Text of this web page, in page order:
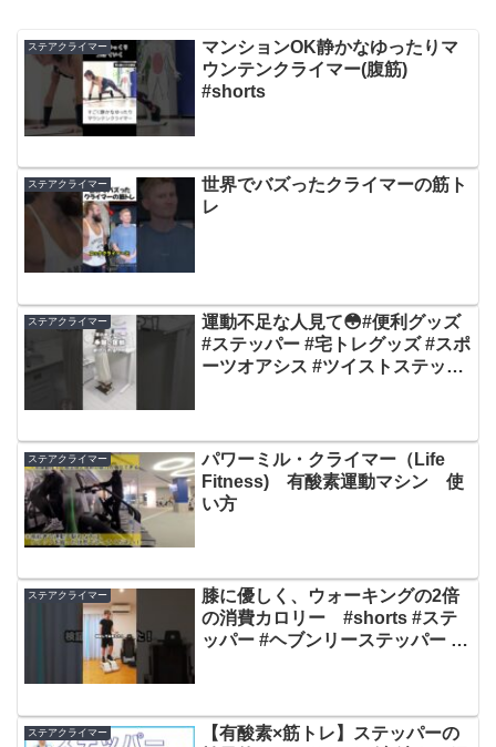
ステアクライマー
マンションOK静かなゆったりマ
ウンテンクライマー(腹筋)
#shorts
ステアクライマー
世界でバズったクライマーの筋ト
レ
ステアクライマー
運動不足な人見て😳#便利グッズ
#ステッパー #宅トレグッズ #スポ
ーツオアシス #ツイストステッパ
ステアクライマー
パワーミル・クライマー（Life
Fitness) 有酸素運動マシン 使
い方
ステアクライマー
膝に優しく、ウォーキングの2倍
の消費カロリー #shorts #ステ
ッパー #ヘブンリーステッパー #
ステアクライマー
【有酸素×筋トレ】ステッパーの